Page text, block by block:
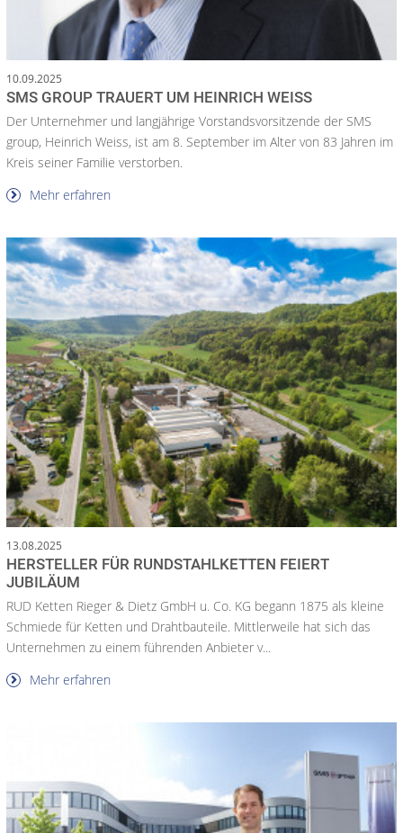
10.09.2025
SMS GROUP TRAUERT UM HEINRICH WEISS
Der Unternehmer und langjährige Vorstandsvorsitzende der SMS
group, Heinrich Weiss, ist am 8. September im Alter von 83 Jahren im
Kreis seiner Familie verstorben.
Mehr erfahren
13.08.2025
HERSTELLER FÜR RUNDSTAHLKETTEN FEIERT
JUBILÄUM
RUD Ketten Rieger & Dietz GmbH u. Co. KG begann 1875 als kleine
Schmiede für Ketten und Drahtbauteile. Mittlerweile hat sich das
Unternehmen zu einem führenden Anbieter v...
Mehr erfahren